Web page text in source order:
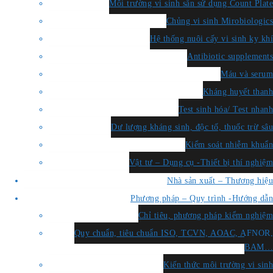
Môi trường vi sinh sẵn sử dụng Count Plate
Chủng vi sinh Mirobiologics
Hệ thống nuôi cấy vi sinh kỵ khí
Antibiotic supplements
Máu và serum
Kháng huyết thanh
Test sinh hóa/ Test nhanh
Dư lượng kháng sinh, độc tố, thuốc trừ sâu
Kiểm soát nhiễm khuẩn
Vật tư – Dụng cụ -Thiết bị thí nghiệm
Nhà sản xuất – Thương hiệu
Phương pháp – Quy trình -Hướng dẫn
Chỉ tiêu, phương pháp kiểm nghiệm
Quy chuẩn, tiêu chuẩn ISO, TCVN, AOAC, AFNOR,
BAM…
Kiến thức môi trường vi sinh